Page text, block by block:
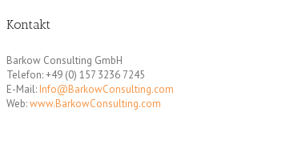
Kontakt
Barkow Consulting GmbH
Telefon: +49 (0) 157 3236 7245
E-Mail: Info@BarkowConsulting.com
Web:www.BarkowConsulting.com